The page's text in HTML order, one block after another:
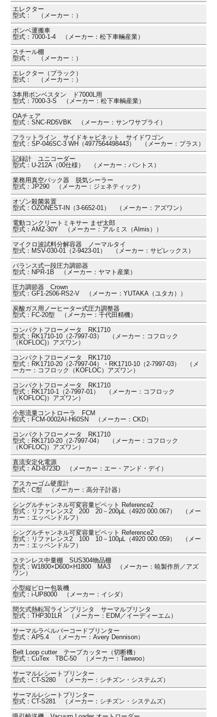
エレクター
型式： （メーカー：）
ボンベ運搬車
型式：7000-1-4 （メーカー：松下車輛産業）
スチール棚
型式： （メーカー：）
エレクター（ブラック）
型式： （メーカー：）
3本用ボンベスタン ド7000L用
型式：7000-3-S （メーカー：松下車輌産業）
OAチェア
型式：SNC-RD5VBK （メーカー：サンワサプライ）
フラットライン サイドキャビネット サイドワゴン
型式：SP-046SC-3 WH（4977564498443） （メーカー：プラス）
記録計 ユニコーダー
型式：U-212A（00仕様） （メーカー：パントス）
業務用真空パック器 脱気シーラー
型式：JP290 （メーカー：ジェネティック）
オゾン殺菌装置
型式：OZONEST-IN（3-6652-01） （メーカー：アズワン）
電動コンクリートミキサー まぜ太郎
型式：AMZ-30Y （メーカー：アルミス（Almis））
マイクロ波試料分解容器 ノーマルタイ
型式：MSV-030-01（2-9423-01） （メーカー：サビレックス）
バランス式一段圧力調節器
型式：NPR-1B （メーカー：ヤマト産業）
圧力調節器 Crown
型式：GF1-2506-RS2-V （メーカー：YUTAKA（ユタカ））
炭酸ガス用ノーヒーター式圧力調整器
型式：FC-20型 （メーカー：千代田精機）
コンパクトフローメータ RK1710
型式：RK1710-10（2-7997-03） （メーカー：コフロック
（KOFLOC)）アズワン）
コンパクトフローメータ RK1710
型式：RK1710-20（2-7997-04）・RK1710-10（2-7997-03） （メ
ーカー：コフロック（KOFLOC）アズワン）
コンパクトフローメータ RK1710
型式：RK1710-1（2-7997-01） （メーカー：コフロック
（KOFLOC)）アズワン）
小形流量コントローラ FCM
型式：FCM-0002AI-H60SN （メーカー：CKD）
コンパクトフローメータ RK1710
型式：RK1710-20（2-7997-04） （メーカー：コフロック
（KOFLOC)）アズワン）
直流安定化電源
型式：AD-8723D （メーカー：エー・アンド・デイ）
アスカーゴム硬度計
型式：C型 （メーカー：高分子計器）
シングルチャンネル可変容量ピペット Reference2
型式：リファレンス2 200 20－200µL（4920 000.067） （メー
カー：エッペンドルフ）
シングルチャンネル可変容量ピペット Reference2
型式：リファレンス2 100 10－100µL（4920 000.059） （メー
カー：エッペンドルフ）
ステンレス中量棚 SUS304物品棚
型式：W1800×D600×H1800 MA3 （メーカー：暁製作所／アズ
ワン）
小型縦ピロー包装機
型式：i-UP8000 （メーカー：イシダ）
間欠式熱転写ラインプリンタ サーマルプリンタ
型式：THP301LR （メーカー：EDM／イーディーエム）
サーマルラベルバーコードプリンター
型式：AP5.4 （メーカー：Avery Dennison）
Belt Loop cutter テープカッター（切断機）
型式：CuTex TBC-50 （メーカー：Taewoo）
サーマルレシートプリンター
型式：CT-S280 （メーカー：シチズン・システムズ）
サーマルレシートプリンター
型式：CT-S281 （メーカー：シチズン・システムズ）